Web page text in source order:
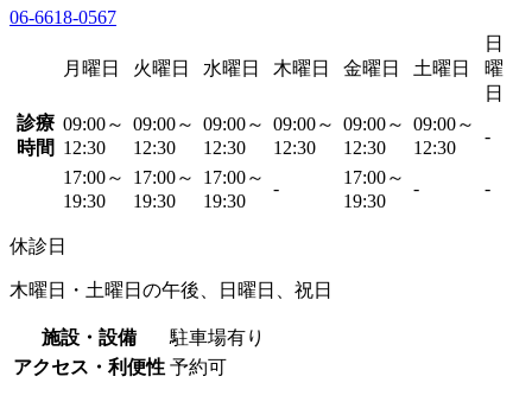
06-6618-0567
月曜日 火曜日 水曜日 木曜日 金曜日 土曜日
日
曜
日
診療
時間
09:00～
12:30
09:00～
12:30
09:00～
12:30
09:00～
12:30
09:00～
12:30
09:00～
12:30
-
17:00～
19:30
17:00～
19:30
17:00～
19:30
-
17:00～
19:30
- -
休診日
木曜日・土曜日の午後、日曜日、祝日
施設・設備
駐車場有り
アクセス・利便性 予約可